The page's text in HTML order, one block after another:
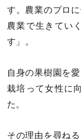
す。農業のプロ
農業で生きてい
す」。
自身の果樹園を
栽培って女性に
た。
その理由を尋ね